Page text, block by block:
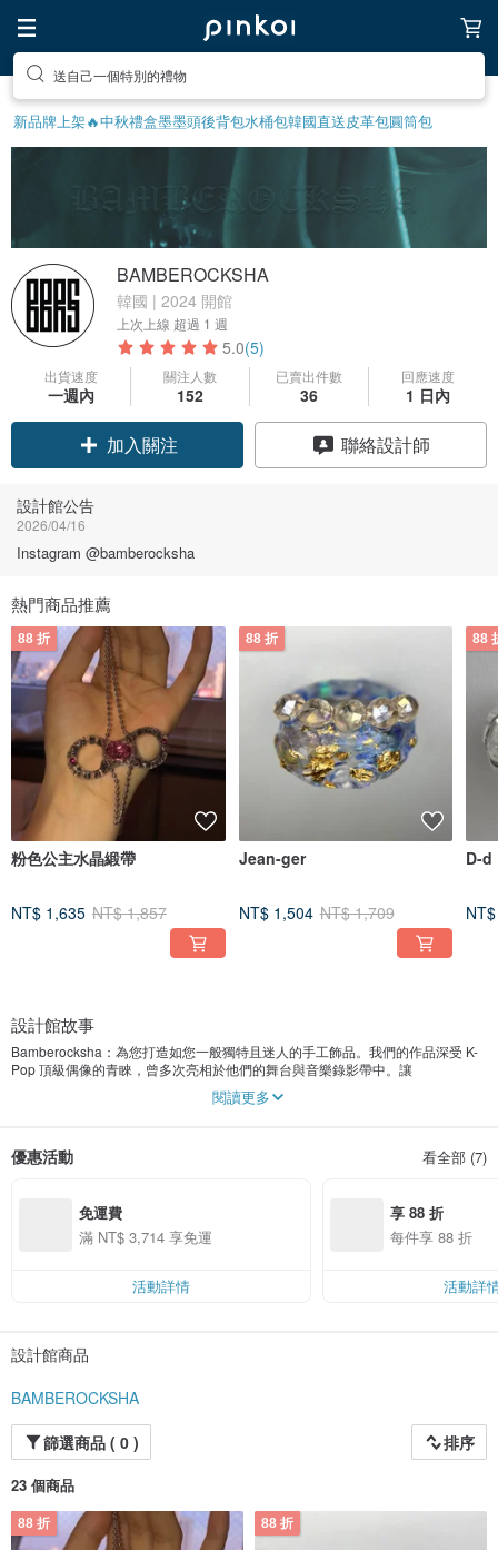
送自己一個特別的禮物
新品牌上架🔥中秋禮盒墨墨頭後背包水桶包韓國直送皮革包圓筒包
BAMBEROCKSHA
韓國 | 2024 開館
上次上線 超過 1 週
5.0(5)
出貨速度
一週內
關注人數
152
已賣出件數
36
回應速度
1 日內
領優惠券
加入關注
聯絡設計師
設計館公告
2026/04/16
Instagram @bamberocksha
熱門商品推薦
88 折
粉色公主水晶緞帶
NT$ 1,635 NT$ 1,857
88 折
Jean-ger
NT$ 1,504 NT$ 1,709
88
D-d
設計館故事
Bamberocksha：為您打造如您一般獨特且迷人的手工飾品。我們的作品深受 K-
Pop 頂級偶像的青睞，曾多次亮相於他們的舞台與音樂錄影帶中。讓
Bamberocksha 的飾品為您的視覺帶來酷炫的感受，同時點燃您心中的熱情。戴
上 Bamberocksha 的手工珍品，讓自己如明星般閃耀吧！以滿滿的愛精心製作。
閱讀更多
優惠活動 看全部 (7)
免運費
滿 NT$ 3,714 享免運
活動詳情
享 88 折
每件享 88 折
活動詳
設計館商品
BAMBEROCKSHA
篩選商品 ( 0 )
排序
23 個商品
88 折 88 折